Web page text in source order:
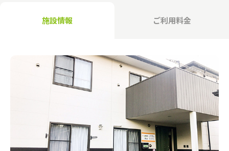
介護保険サービス利用の流れ
施設情報 ご利用料金